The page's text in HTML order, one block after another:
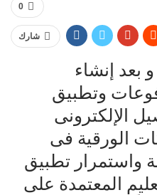
0
شارك
تماشيًا مع رؤية 2030 و بعد إنشاء
وتطبيق
الإلكترونى
الورقية فى
واستمرار تطبيق
المعتمدة على